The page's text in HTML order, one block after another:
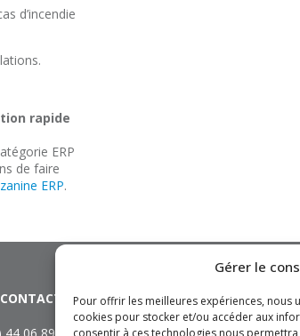
Gérer le
Pour offrir les meilleures expériences, nous
cookies pour stocker et/ou accéder aux
consentir à ces technologies nous
d’incendie
rapide
ERP
de faire
ERP.
INFOS